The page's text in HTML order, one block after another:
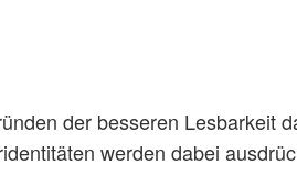
der besseren Lesbarkeit
werden dabei